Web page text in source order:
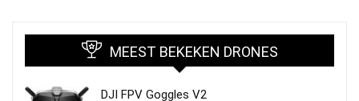
MEEST BEKEKEN DRONES
DJI FPV Goggles V2